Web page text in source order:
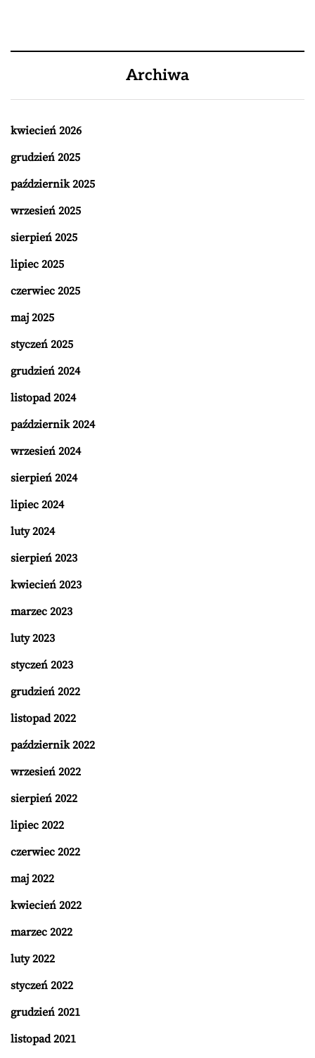
Archiwa
kwiecień 2026
grudzień 2025
październik 2025
wrzesień 2025
sierpień 2025
lipiec 2025
czerwiec 2025
maj 2025
styczeń 2025
grudzień 2024
listopad 2024
październik 2024
wrzesień 2024
sierpień 2024
lipiec 2024
luty 2024
sierpień 2023
kwiecień 2023
marzec 2023
luty 2023
styczeń 2023
grudzień 2022
listopad 2022
październik 2022
wrzesień 2022
sierpień 2022
lipiec 2022
czerwiec 2022
maj 2022
kwiecień 2022
marzec 2022
luty 2022
styczeń 2022
grudzień 2021
listopad 2021